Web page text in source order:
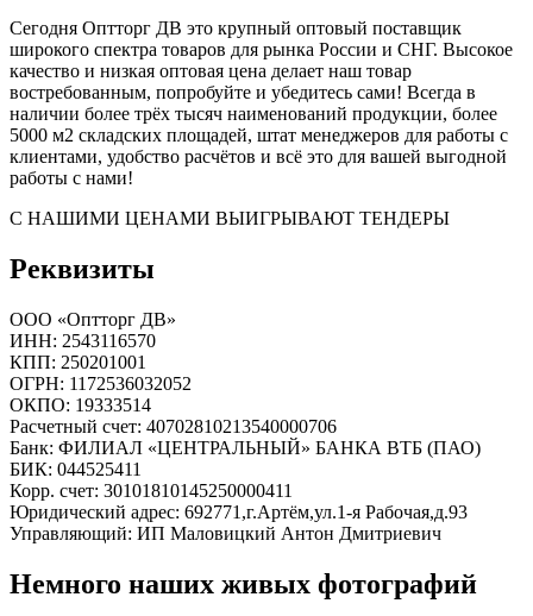
Сегодня Оптторг ДВ это крупный оптовый поставщик
широкого спектра товаров для рынка России и СНГ. Высокое
качество и низкая оптовая цена делает наш товар
востребованным, попробуйте и убедитесь сами! Всегда в
наличии более трёх тысяч наименований продукции, более
5000 м2 складских площадей, штат менеджеров для работы с
клиентами, удобство расчётов и всё это для вашей выгодной
работы с нами!
С НАШИМИ ЦЕНАМИ ВЫИГРЫВАЮТ ТЕНДЕРЫ
Реквизиты
ООО «Оптторг ДВ»
ИНН: 2543116570
КПП: 250201001
ОГРН: 1172536032052
ОКПО: 19333514
Расчетный счет: 40702810213540000706
Банк: ФИЛИАЛ «ЦЕНТРАЛЬНЫЙ» БАНКА ВТБ (ПАО)
БИК: 044525411
Корр. счет: 30101810145250000411
Юридический адрес: 692771,г.Артём,ул.1-я Рабочая,д.93
Управляющий: ИП Маловицкий Антон Дмитриевич
Немного наших живых фотографий